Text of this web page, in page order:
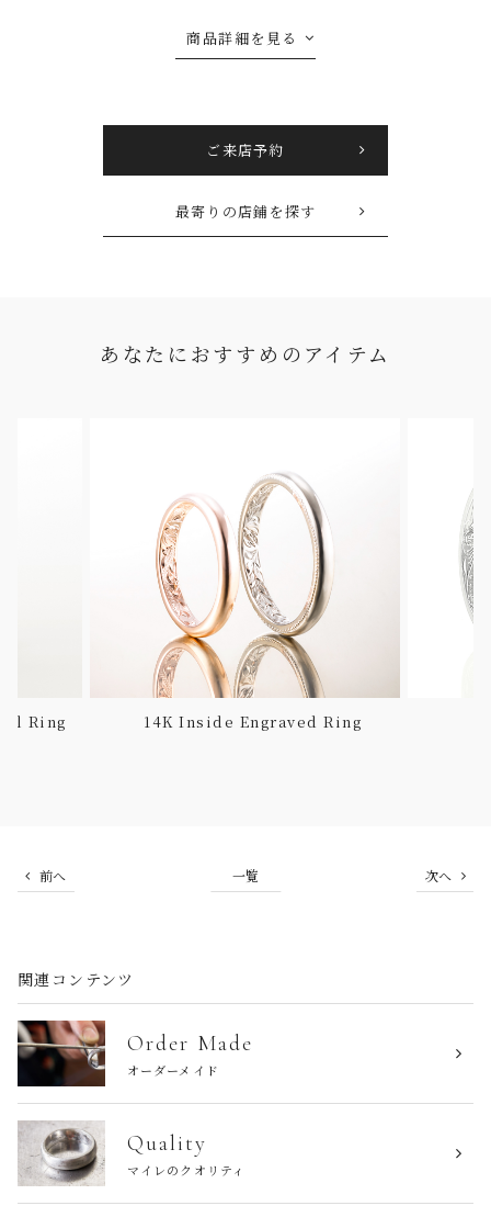
商品詳細を見る
ご来店予約
最寄りの店鋪を探す
あなたにおすすめのアイテム
Ring 14K Inside Engraved Ring
前へ 一覧 次へ
関連コンテンツ
Order Made
オーダーメイド
Quality
マイレのクオリティ